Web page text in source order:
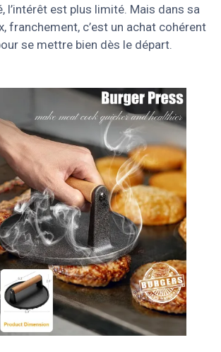
l’intérêt est plus limité. Mais dans sa
franchement, c’est un achat cohérent
se mettre bien dès le départ.